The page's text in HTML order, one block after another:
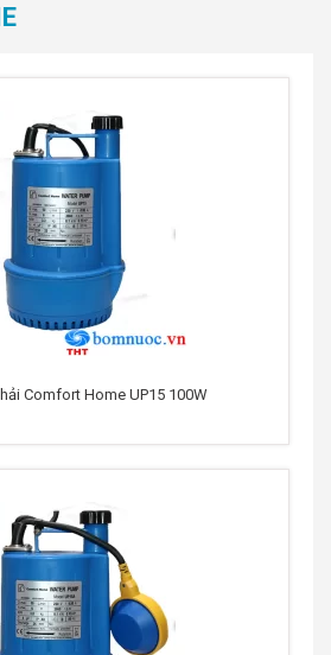
Comfort Home UP15 100W